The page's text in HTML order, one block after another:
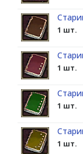
1 шт.
1 шт.
1 шт.
1 шт.